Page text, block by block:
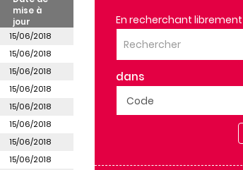
mise à
jour
15/06/2018
15/06/2018
15/06/2018
15/06/2018
15/06/2018
15/06/2018
15/06/2018
15/06/2018
En recherchant librement
dans